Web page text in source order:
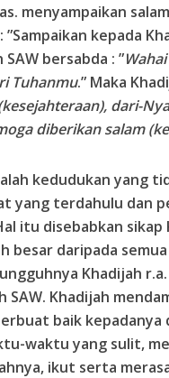
menyampaikan
kepada
bersabda : ”
Tuhanmu.” Maka
dari-
diberikan salam
kedudukan yang
yang terdahulu dan
itu disebabkan
besar daripada
Khadijah
SAW. Khadijah
baik kepadanya
waktu yang sulit,
ikut serta